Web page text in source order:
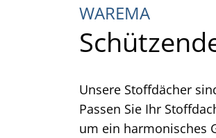
WAREMA
Unsere Stoffdächer
Passen Sie Ihr
um ein harmonisches